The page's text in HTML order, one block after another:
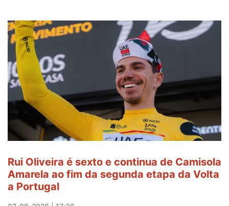
Rui Oliveira é sexto e continua de Camisola
Amarela ao fim da segunda etapa da Volta
a Portugal